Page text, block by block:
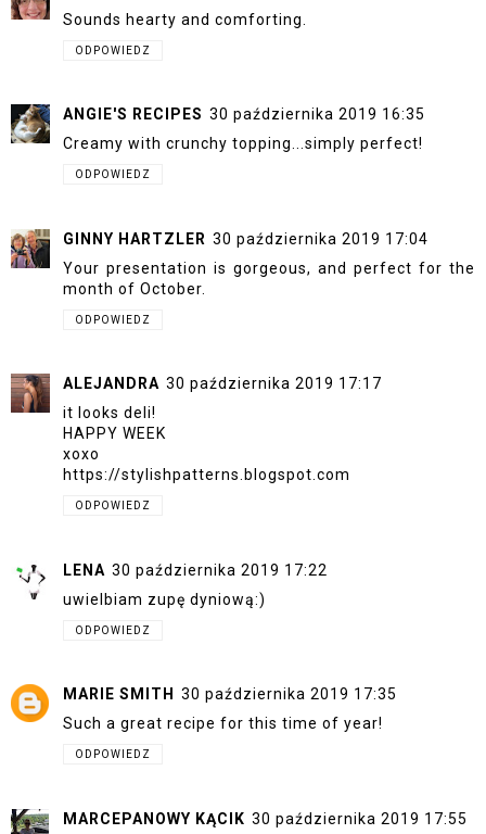
Sounds hearty and comforting.
ODPOWIEDZ
ANGIE'S RECIPES 30 października 2019 16:35
Creamy with crunchy topping...simply perfect!
ODPOWIEDZ
GINNY HARTZLER 30 października 2019 17:04
Your presentation is gorgeous, and perfect for the
month of October.
ODPOWIEDZ
ALEJANDRA 30 października 2019 17:17
it looks deli!
HAPPY WEEK
xoxo
https://stylishpatterns.blogspot.com
ODPOWIEDZ
LENA 30 października 2019 17:22
uwielbiam zupę dyniową:)
ODPOWIEDZ
MARIE SMITH
30 października 2019 17:35
Such a great recipe for this time of year!
ODPOWIEDZ
MARCEPANOWY KĄCIK 30 października 2019 17:55